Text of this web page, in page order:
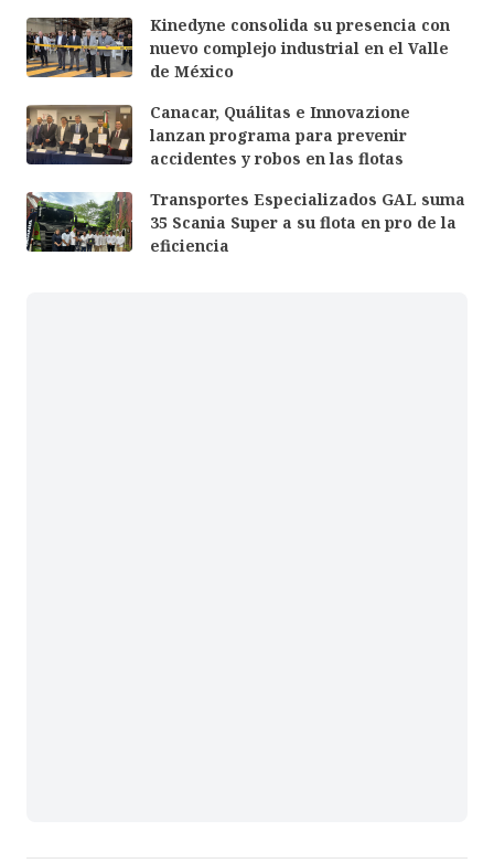
Kinedyne consolida su presencia con
nuevo complejo industrial en el Valle
de México
Canacar, Quálitas e Innovazione
lanzan programa para prevenir
accidentes y robos en las flotas
Transportes Especializados GAL suma
35 Scania Super a su flota en pro de la
eficiencia